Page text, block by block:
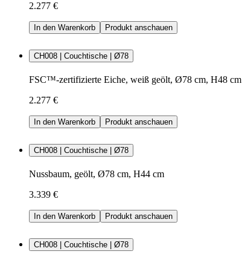
2.277 €
In den Warenkorb Produkt anschauen
CH008 | Couchtische | Ø78
FSC™-zertifizierte Eiche, weiß geölt, Ø78 cm, H48 cm
2.277 €
In den Warenkorb Produkt anschauen
CH008 | Couchtische | Ø78
Nussbaum, geölt, Ø78 cm, H44 cm
3.339 €
In den Warenkorb Produkt anschauen
CH008 | Couchtische | Ø78